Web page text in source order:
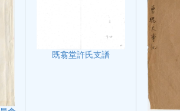
既翕堂許氏支譜